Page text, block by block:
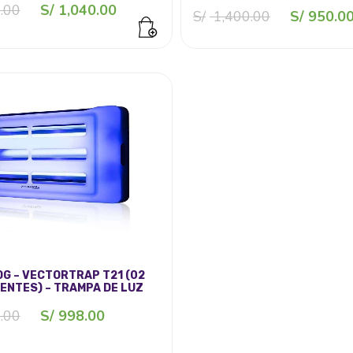
El
S/1,040.00
precio
actual
S/ 1,400.00 El
S/
– VECTORTRAP T21 (02
– TRAMPA DE LUZ
El
S/998.00